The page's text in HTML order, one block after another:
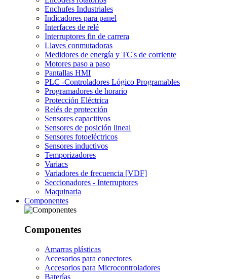
Enchufes Industriales
Indicadores para panel
Interfaces de relé
Interruptores fin de carrera
Llaves conmutadoras
Medidores de energía y TC's de corriente
Motores paso a paso
Pantallas HMI
PLC -Controladores Lógico Programables
Programadores de horario
Protección Eléctrica
Relés de protección
Sensores capacitivos
Sensores de posición lineal
Sensores fotoeléctricos
Sensores inductivos
Temporizadores
Variacs
Variadores de frecuencia [VDF]
Seccionadores - Interruptores
Maquinaria
Componentes
Componentes
Amarras plásticas
Accesorios para conectores
Accesorios para Microcontroladores
Baterías